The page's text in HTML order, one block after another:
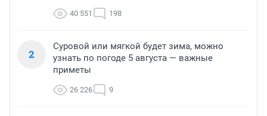
40 551 198
2
Суровой или мягкой будет зима, можно
узнать по погоде 5 августа — важные
приметы
26 226 9